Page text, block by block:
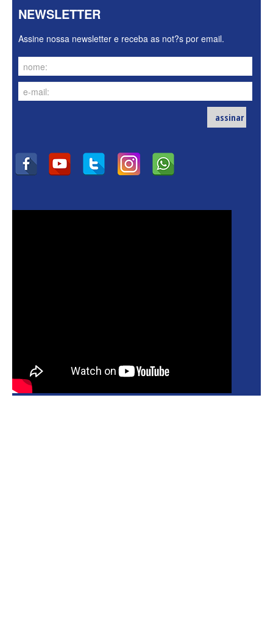
NEWSLETTER
Assine nossa newsletter e receba as not?s por email.